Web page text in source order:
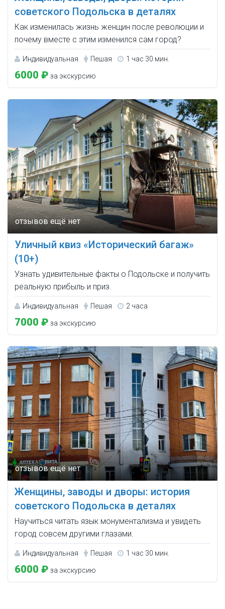
советского Подольска в деталях
Как изменилась жизнь женщин после революции и
почему вместе с этим изменился сам город?
Индивидуальная Пешая 1 час 30 мин.
6000 ₽ за экскурсию
Уличный квиз «Исторический багаж»
(10+)
Узнать удивительные факты о Подольске и получить
реальную прибыль и приз.
Индивидуальная Пешая 2 часа
7000 ₽ за экскурсию
Женщины, заводы и дворы: история
советского Подольска в деталях
Научиться читать язык монументализма и увидеть
город совсем другими глазами.
Индивидуальная Пешая 1 час 30 мин.
6000 ₽ за экскурсию